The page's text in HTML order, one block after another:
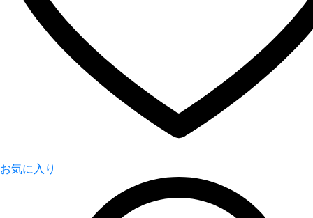
お気に入り